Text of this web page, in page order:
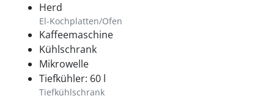
Herd
El-Kochplatten/Ofen
Kaffeemaschine
Kühlschrank
Mikrowelle
Tiefkühler: 60 l
Tiefkühlschrank